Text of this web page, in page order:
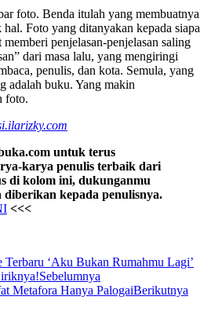
foto. Benda itulah yang membuatnya
Foto yang ditanyakan kepada siapa
penjelasan-penjelasan saling
dari masa lalu, yang mengiringi
penulis, dan kota. Semula, yang
adalah buku. Yang makin
foto.
untuk terus
karya penulis terbaik dari
di kolom ini, dukunganmu
diberikan kepada penulisnya.
<<<
‘Aku Bukan Rumahmu Lagi’
Sebelumnya
Metafora Hanya PalogaiBerikutnya